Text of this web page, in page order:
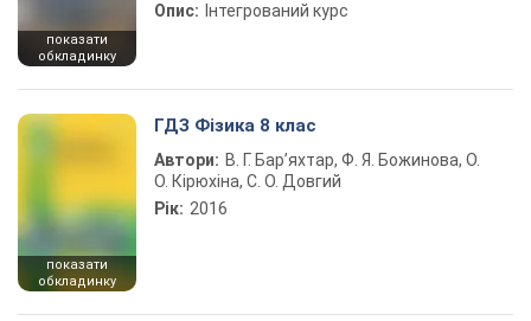
показати
обкладинку
Опис: Інтегрований курс
показати
обкладинку
ГДЗ Фізика 8 клас
Автори: В. Г. Бар’яхтар, Ф. Я. Божинова, О.
О. Кірюхіна, С. О. Довгий
Рік: 2016